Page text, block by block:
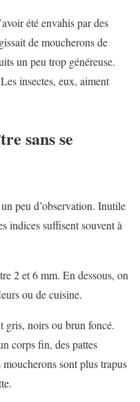
été envahis par des
de moucherons de
un peu trop généreuse.
insectes, eux, aiment
sans se
peu d’observation. Inutile
indices suffisent souvent à
2 et 6 mm. En dessous, on
ou de cuisine.
gris, noirs ou brun foncé.
corps fin, des pattes
sont plus trapus